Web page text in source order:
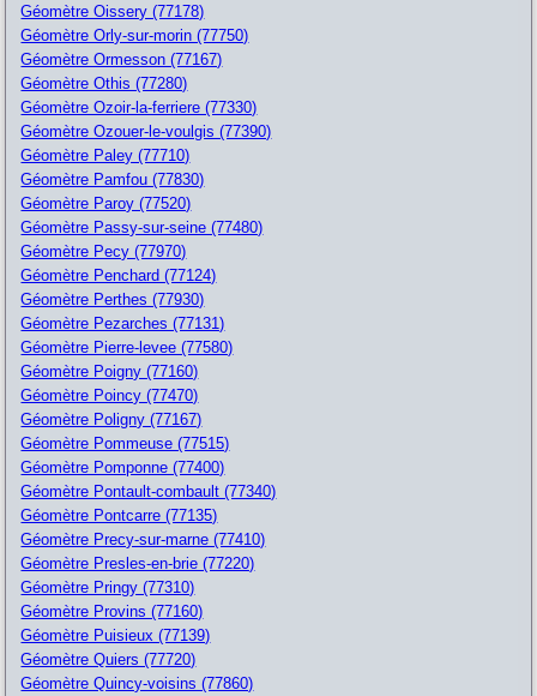
Géomètre Oissery (77178)
Géomètre Orly-sur-morin (77750)
Géomètre Ormesson (77167)
Géomètre Othis (77280)
Géomètre Ozoir-la-ferriere (77330)
Géomètre Ozouer-le-voulgis (77390)
Géomètre Paley (77710)
Géomètre Pamfou (77830)
Géomètre Paroy (77520)
Géomètre Passy-sur-seine (77480)
Géomètre Pecy (77970)
Géomètre Penchard (77124)
Géomètre Perthes (77930)
Géomètre Pezarches (77131)
Géomètre Pierre-levee (77580)
Géomètre Poigny (77160)
Géomètre Poincy (77470)
Géomètre Poligny (77167)
Géomètre Pommeuse (77515)
Géomètre Pomponne (77400)
Géomètre Pontault-combault (77340)
Géomètre Pontcarre (77135)
Géomètre Precy-sur-marne (77410)
Géomètre Presles-en-brie (77220)
Géomètre Pringy (77310)
Géomètre Provins (77160)
Géomètre Puisieux (77139)
Géomètre Quiers (77720)
Géomètre Quincy-voisins (77860)